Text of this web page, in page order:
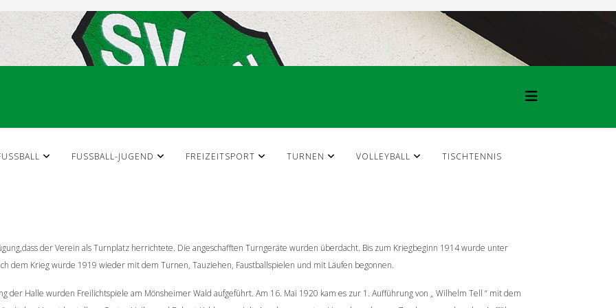
FUSSBALL-JUGEND FREIZEITSPORT TURNEN VOLLEYBALL TISCHTENNIS
der Verein als Turnplatz herrichtete. Die angeschafften Turngeräte wurden überdacht. Bis zum Kriegbeginn 1914 wurde unter
dem Krieg wurde 1919 wieder mit dem Turnen, Tauziehen, Faustballspielen und mit Läufen begonnen.
der Halle wurden Freilichtspiele am Mönsheimer Wald aufgeführt. Am 16. Mai 1920 kam es zur 1. Aufführung von „ Wilhelm Tell “ mit dem